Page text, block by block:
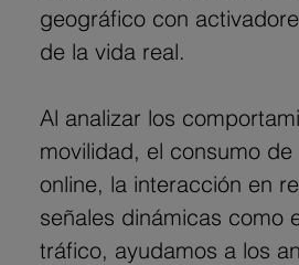
geográfico con
de la vida real.
Al analizar los
movilidad, el consumo
online, la interacción en
señales dinámicas como
tráfico, ayudamos a los